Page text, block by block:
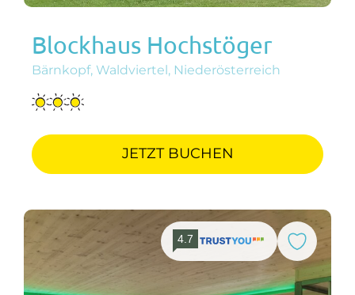
Blockhaus Hochstöger
Bärnkopf, Waldviertel, Niederösterreich
JETZT BUCHEN
4.7